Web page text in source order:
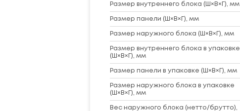
Размер внутреннего блока (Ш×В×Г), мм
Размер панели (Ш×В×Г), мм
Размер наружного блока (Ш×В×Г), мм
Размер внутреннего блока в упаковке
(Ш×В×Г), мм
Размер панели в упаковке (Ш×В×Г), мм
Размер наружного блока в упаковке
(Ш×В×Г), мм
Вес наружного блока (нетто/брутто),